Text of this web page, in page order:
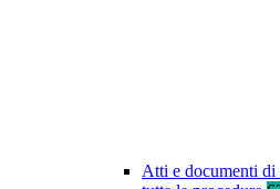
Atti e documenti di